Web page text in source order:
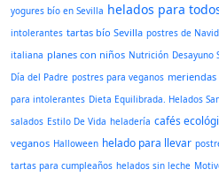
yogures bío en Sevilla helados para
intolerantes tartas bío Sevilla postres de
italiana planes con niños Nutrición Desayuno
Día del Padre postres para veganos meriendas
para intolerantes Dieta Equilibrada. Helados
salados Estilo De Vida heladería cafés
veganos Halloween helado para llevar
tartas para cumpleaños helados sin leche